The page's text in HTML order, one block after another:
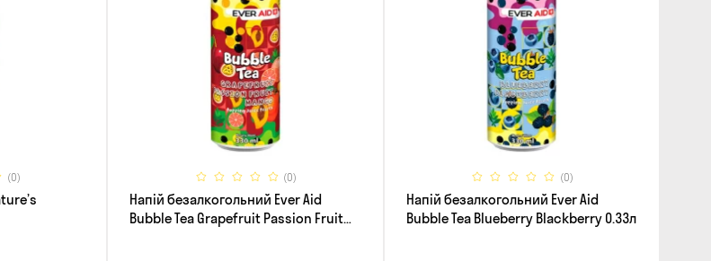
(0) (0)
Напій безалкогольний Ever Aid
Bubble Tea Grapefruit Passion Fruit
(0)
Напій безалкогольний Ever Aid
Bubble Tea Blueberry Blackberry 0.33л